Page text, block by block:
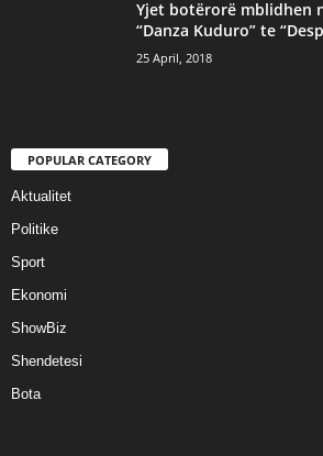
Yjet botërorë mblidhen
“Danza Kuduro” te
25 April, 2018
POPULAR CATEGORY
Aktualitet
Politike
Sport
Ekonomi
ShowBiz
Shendetesi
Bota